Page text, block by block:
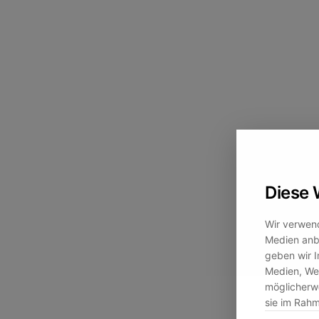
Diese
Wir
Medien
geben wir
Medien,
sie im